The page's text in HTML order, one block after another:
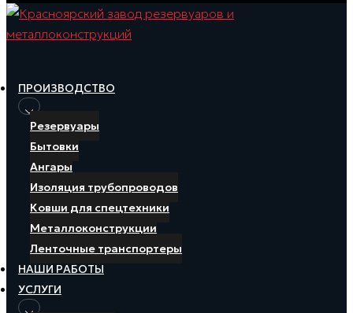
ПРОИЗВОДСТВО
Резервуары
Бытовки
Ангары
Изоляция трубопроводов
Ковши для спецтехники
Металлоконструкции
Ленточные транспортеры
НАШИ РАБОТЫ
УСЛУГИ